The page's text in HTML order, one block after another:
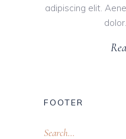
adipiscing elit.
FOOTER